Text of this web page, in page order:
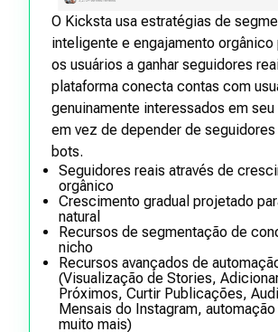
O Kicksta usa estratégias de
inteligente e engajamento orgânico
os usuários a ganhar seguidores
plataforma conecta contas com
genuinamente interessados em
em vez de depender de
bots.
Seguidores reais através de
orgânico
Crescimento gradual projetado
natural
Recursos de segmentação de
nicho
Recursos avançados de
(Visualização de Stories,
Próximos, Curtir Publicações,
Mensais do Instagram,
muito mais)